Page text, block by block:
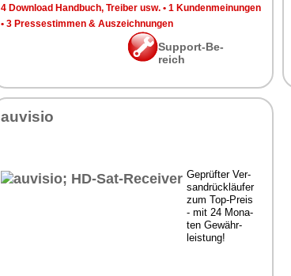
4 Down­load Hand­buch, Trei­ber usw. • 1 Kun­den­mei­nun­gen
• 3 Pres­se­stim­men & Aus­zeich­nun­gen
Sup­port-Be­
reich
au­vi­sio
Ge­prüf­ter Ver­
sand­rück­läu­fer
zum Top-Preis
- mit 24 Mo­na­
ten Ge­währ­
leis­tung!